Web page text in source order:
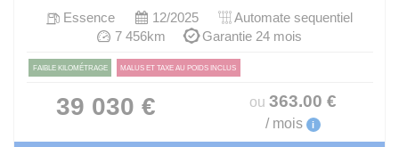
Essence 12/2025
Automate sequentiel
7 456km
Garantie 24 mois
FAIBLE KILOMÉTRAGE MALUS ET TAXE AU POIDS INCLUS
39 030 € ou 363.00 €
/ mois i